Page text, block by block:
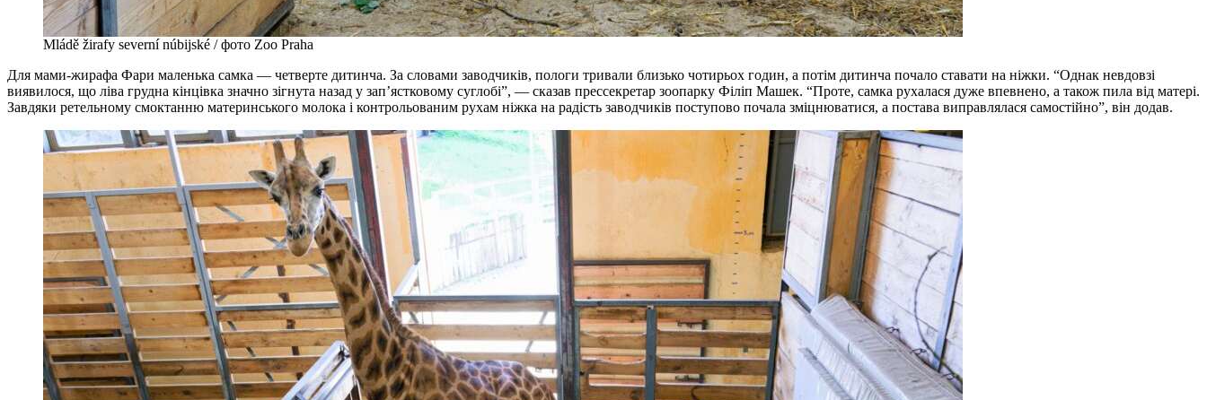
Mládě žirafy severní núbijské / фото Zoo Praha
Для мами-жирафа Фари маленька самка — четверте дитинча. За словами заводчиків, пологи тривали близько чотирьох годин, а потім дитинча почало ставати на ніжки. “Однак невдовзі
виявилося, що ліва грудна кінцівка значно зігнута назад у зап’ястковому суглобі”, — сказав прессекретар зоопарку Філіп Машек. “Проте, самка рухалася дуже впевнено, а також пила від матері.
Завдяки ретельному смоктанню материнського молока і контрольованим рухам ніжка на радість заводчиків поступово почала зміцнюватися, а постава виправлялася самостійно”, він додав.